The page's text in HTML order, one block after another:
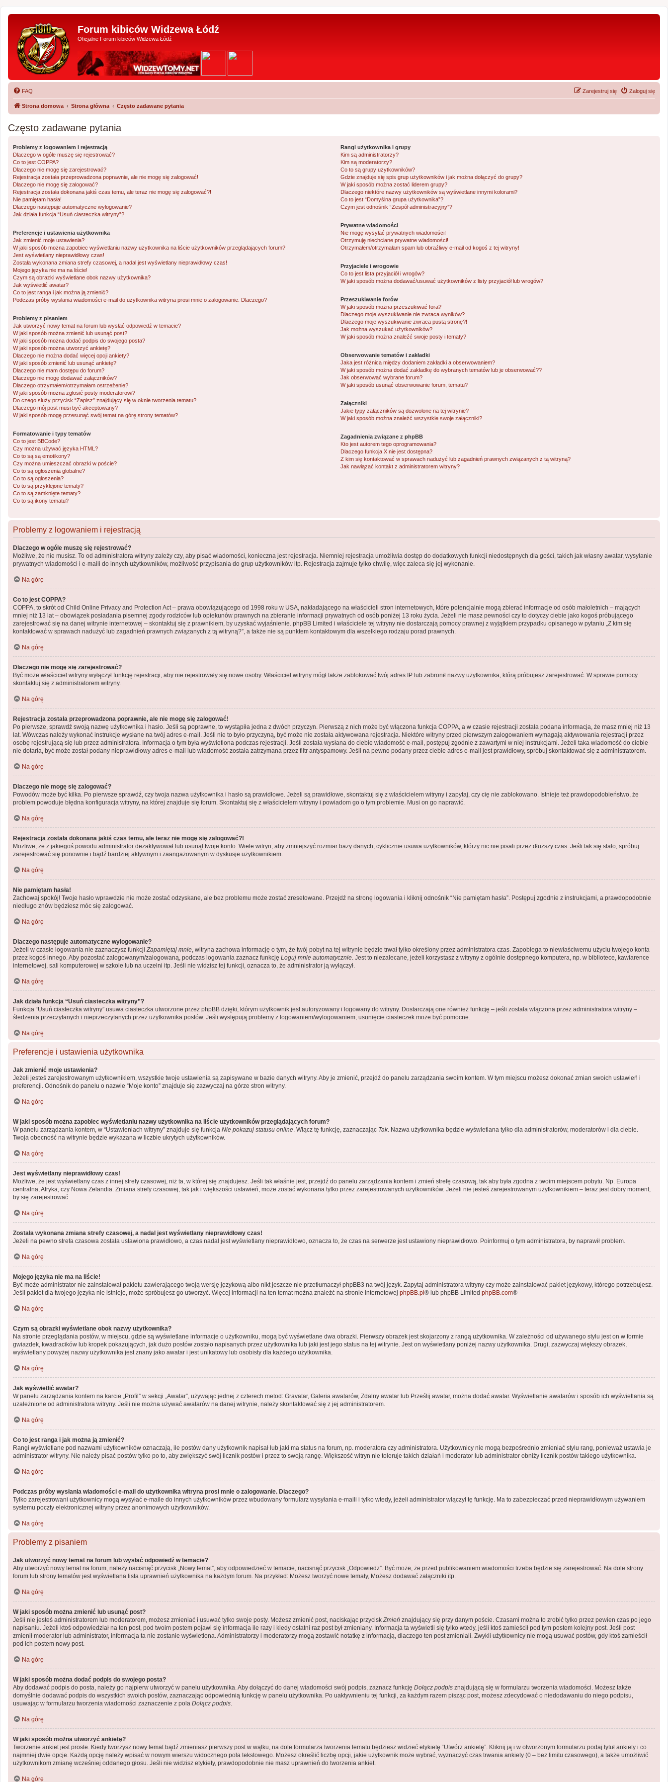
Forum kibiców Widzewa Łódź
Oficjalne Forum kibiców Widzewa Łódź
FAQ Zaloguj się
Zarejestruj się
Strona domowa Strona główna Często zadawane pytania
Często zadawane pytania
Problemy z logowaniem i rejestracją
Dlaczego w ogóle muszę się rejestrować?
Co to jest COPPA?
Dlaczego nie mogę się zarejestrować?
Rejestracja została przeprowadzona poprawnie, ale nie mogę się zalogować!
Dlaczego nie mogę się zalogować?
Rejestracja została dokonana jakiś czas temu, ale teraz nie mogę się zalogować?!
Nie pamiętam hasła!
Dlaczego następuje automatyczne wylogowanie?
Jak działa funkcja “Usuń ciasteczka witryny”?
Preferencje i ustawienia użytkownika
Jak zmienić moje ustawienia?
W jaki sposób można zapobiec wyświetlaniu nazwy użytkownika na liście użytkowników przeglądających forum?
Jest wyświetlany nieprawidłowy czas!
Została wykonana zmiana strefy czasowej, a nadal jest wyświetlany nieprawidłowy czas!
Mojego języka nie ma na liście!
Czym są obrazki wyświetlane obok nazwy użytkownika?
Jak wyświetlić awatar?
Co to jest ranga i jak można ją zmienić?
Podczas próby wysłania wiadomości e-mail do użytkownika witryna prosi mnie o zalogowanie. Dlaczego?
Problemy z pisaniem
Jak utworzyć nowy temat na forum lub wysłać odpowiedź w temacie?
W jaki sposób można zmienić lub usunąć post?
W jaki sposób można dodać podpis do swojego posta?
W jaki sposób można utworzyć ankietę?
Dlaczego nie można dodać więcej opcji ankiety?
W jaki sposób zmienić lub usunąć ankietę?
Dlaczego nie mam dostępu do forum?
Dlaczego nie mogę dodawać załączników?
Dlaczego otrzymałem/otrzymałam ostrzeżenie?
W jaki sposób można zgłosić posty moderatorowi?
Do czego służy przycisk “Zapisz” znajdujący się w oknie tworzenia tematu?
Dlaczego mój post musi być akceptowany?
W jaki sposób mogę przesunąć swój temat na górę strony tematów?
Formatowanie i typy tematów
Co to jest BBCode?
Czy można używać języka HTML?
Co to są są emotikony?
Czy można umieszczać obrazki w poście?
Co to są ogłoszenia globalne?
Co to są ogłoszenia?
Co to są przyklejone tematy?
Co to są zamknięte tematy?
Co to są ikony tematu?
Rangi użytkownika i grupy
Kim są administratorzy?
Kim są moderatorzy?
Co to są grupy użytkowników?
Gdzie znajduje się spis grup użytkowników i jak można dołączyć do grupy?
W jaki sposób można zostać liderem grupy?
Dlaczego niektóre nazwy użytkowników są wyświetlane innymi kolorami?
Co to jest “Domyślna grupa użytkownika”?
Czym jest odnośnik “Zespół administracyjny”?
Prywatne wiadomości
Nie mogę wysyłać prywatnych wiadomości!
Otrzymuję niechciane prywatne wiadomości!
Otrzymałem/otrzymałam spam lub obraźliwy e-mail od kogoś z tej witryny!
Przyjaciele i wrogowie
Co to jest lista przyjaciół i wrogów?
W jaki sposób można dodawać/usuwać użytkowników z listy przyjaciół lub wrogów?
Przeszukiwanie forów
W jaki sposób można przeszukiwać fora?
Dlaczego moje wyszukiwanie nie zwraca wyników?
Dlaczego moje wyszukiwanie zwraca pustą stronę?!
Jak można wyszukać użytkowników?
W jaki sposób można znaleźć swoje posty i tematy?
Obserwowanie tematów i zakładki
Jaka jest różnica między dodaniem zakładki a obserwowaniem?
W jaki sposób można dodać zakładkę do wybranych tematów lub je obserwować??
Jak obserwować wybrane forum?
W jaki sposób usunąć obserwowanie forum, tematu?
Załączniki
Jakie typy załączników są dozwolone na tej witrynie?
W jaki sposób można znaleźć wszystkie swoje załączniki?
Zagadnienia związane z phpBB
Kto jest autorem tego oprogramowania?
Dlaczego funkcja X nie jest dostępna?
Z kim się kontaktować w sprawach nadużyć lub zagadnień prawnych związanych z tą witryną?
Jak nawiązać kontakt z administratorem witryny?
Problemy z logowaniem i rejestracją
Dlaczego w ogóle muszę się rejestrować?
Możliwe, że nie musisz. To od administratora witryny zależy czy, aby pisać wiadomości, konieczna jest rejestracja. Niemniej rejestracja umożliwia dostęp do dodatkowych funkcji niedostępnych dla gości, takich jak własny awatar, wysyłanie
prywatnych wiadomości i e-maili do innych użytkowników, możliwość przypisania do grup użytkowników itp. Rejestracja zajmuje tylko chwilę, więc zaleca się jej wykonanie.
Na górę
Co to jest COPPA?
COPPA, to skrót od Child Online Privacy and Protection Act – prawa obowiązującego od 1998 roku w USA, nakładającego na właścicieli stron internetowych, które potencjalnie mogą zbierać informacje od osób małoletnich – mających
mniej niż 13 lat – obowiązek posiadania pisemnej zgody rodziców lub opiekunów prawnych na zbieranie informacji prywatnych od osób poniżej 13 roku życia. Jeżeli nie masz pewności czy to dotyczy ciebie jako kogoś próbującego
zarejestrować się na danej witrynie internetowej – skontaktuj się z prawnikiem, by uzyskać wyjaśnienie. phpBB Limited i właściciele tej witryny nie dostarczają pomocy prawnej z wyjątkiem przypadku opisanego w pytaniu „Z kim się
kontaktować w sprawach nadużyć lub zagadnień prawnych związanych z tą witryną?”, a także nie są punktem kontaktowym dla wszelkiego rodzaju porad prawnych.
Na górę
Dlaczego nie mogę się zarejestrować?
Być może właściciel witryny wyłączył funkcję rejestracji, aby nie rejestrowały się nowe osoby. Właściciel witryny mógł także zablokować twój adres IP lub zabronił nazwy użytkownika, którą próbujesz zarejestrować. W sprawie pomocy
skontaktuj się z administratorem witryny.
Na górę
Rejestracja została przeprowadzona poprawnie, ale nie mogę się zalogować!
Po pierwsze, sprawdź swoją nazwę użytkownika i hasło. Jeśli są poprawne, to wystąpiła jedna z dwóch przyczyn. Pierwszą z nich może być włączona funkcja COPPA, a w czasie rejestracji została podana informacja, że masz mniej niż 13
lat. Wówczas należy wykonać instrukcje wysłane na twój adres e-mail. Jeśli nie to było przyczyną, być może nie została aktywowana rejestracja. Niektóre witryny przed pierwszym zalogowaniem wymagają aktywowania rejestracji przez
osobę rejestrującą się lub przez administratora. Informacja o tym była wyświetlona podczas rejestracji. Jeśli została wysłana do ciebie wiadomość e-mail, postępuj zgodnie z zawartymi w niej instrukcjami. Jeżeli taka wiadomość do ciebie
nie dotarła, być może został podany nieprawidłowy adres e-mail lub wiadomość została zatrzymana przez filtr antyspamowy. Jeśli na pewno podany przez ciebie adres e-mail jest prawidłowy, spróbuj skontaktować się z administratorem.
Na górę
Dlaczego nie mogę się zalogować?
Powodów może być kilka. Po pierwsze sprawdź, czy twoja nazwa użytkownika i hasło są prawidłowe. Jeżeli są prawidłowe, skontaktuj się z właścicielem witryny i zapytaj, czy cię nie zablokowano. Istnieje też prawdopodobieństwo, że
problem powoduje błędna konfiguracja witryny, na której znajduje się forum. Skontaktuj się z właścicielem witryny i powiadom go o tym problemie. Musi on go naprawić.
Na górę
Rejestracja została dokonana jakiś czas temu, ale teraz nie mogę się zalogować?!
Możliwe, że z jakiegoś powodu administrator dezaktywował lub usunął twoje konto. Wiele witryn, aby zmniejszyć rozmiar bazy danych, cyklicznie usuwa użytkowników, którzy nic nie pisali przez dłuższy czas. Jeśli tak się stało, spróbuj
zarejestrować się ponownie i bądź bardziej aktywnym i zaangażowanym w dyskusje użytkownikiem.
Na górę
Nie pamiętam hasła!
Zachowaj spokój! Twoje hasło wprawdzie nie może zostać odzyskane, ale bez problemu może zostać zresetowane. Przejdź na stronę logowania i kliknij odnośnik “Nie pamiętam hasła”. Postępuj zgodnie z instrukcjami, a prawdopodobnie
niedługo znów będziesz móc się zalogować.
Na górę
Dlaczego następuje automatyczne wylogowanie?
Jeżeli w czasie logowania nie zaznaczysz funkcjiZapamiętaj mnie, witryna zachowa informację o tym, że twój pobyt na tej witrynie będzie trwał tylko określony przez administratora czas. Zapobiega to niewłaściwemu użyciu twojego konta
przez kogoś innego. Aby pozostać zalogowanym/zalogowaną, podczas logowania zaznacz funkcję Loguj mnie automatycznie. Jest to niezalecane, jeżeli korzystasz z witryny z ogólnie dostępnego komputera, np. w bibliotece, kawiarence
internetowej, sali komputerowej w szkole lub na uczelni itp. Jeśli nie widzisz tej funkcji, oznacza to, że administrator ją wyłączył.
Na górę
Jak działa funkcja “Usuń ciasteczka witryny”?
Funkcja “Usuń ciasteczka witryny” usuwa ciasteczka utworzone przez phpBB dzięki, którym użytkownik jest autoryzowany i logowany do witryny. Dostarczają one również funkcję – jeśli została włączona przez administratora witryny –
śledzenia przeczytanych i nieprzeczytanych przez użytkownika postów. Jeśli występują problemy z logowaniem/wylogowaniem, usunięcie ciasteczek może być pomocne.
Na górę
Preferencje i ustawienia użytkownika
Jak zmienić moje ustawienia?
Jeżeli jesteś zarejestrowanym użytkownikiem, wszystkie twoje ustawienia są zapisywane w bazie danych witryny. Aby je zmienić, przejdź do panelu zarządzania swoim kontem. W tym miejscu możesz dokonać zmian swoich ustawień i
preferencji. Odnośnik do panelu o nazwie “Moje konto” znajduje się zazwyczaj na górze stron witryny.
Na górę
W jaki sposób można zapobiec wyświetlaniu nazwy użytkownika na liście użytkowników przeglądających forum?
W panelu zarządzania kontem, w “Ustawieniach witryny” znajduje się funkcja Nie pokazuj statusu online. Włącz tę funkcję, zaznaczając Tak. Nazwa użytkownika będzie wyświetlana tylko dla administratorów, moderatorów i dla ciebie.
Twoja obecność na witrynie będzie wykazana w liczbie ukrytych użytkowników.
Na górę
Jest wyświetlany nieprawidłowy czas!
Możliwe, że jest wyświetlany czas z innej strefy czasowej, niż ta, w której się znajdujesz. Jeśli tak właśnie jest, przejdź do panelu zarządzania kontem i zmień strefę czasową, tak aby była zgodna z twoim miejscem pobytu. Np. Europa
centralna, Afryka, czy Nowa Zelandia. Zmiana strefy czasowej, tak jak i większości ustawień, może zostać wykonana tylko przez zarejestrowanych użytkowników. Jeżeli nie jesteś zarejestrowanym użytkownikiem – teraz jest dobry moment,
by się zarejestrować.
Na górę
Została wykonana zmiana strefy czasowej, a nadal jest wyświetlany nieprawidłowy czas!
Jeżeli na pewno strefa czasowa została ustawiona prawidłowo, a czas nadal jest wyświetlany nieprawidłowo, oznacza to, że czas na serwerze jest ustawiony nieprawidłowo. Poinformuj o tym administratora, by naprawił problem.
Na górę
Mojego języka nie ma na liście!
Być może administrator nie zainstalował pakietu zawierającego twoją wersję językową albo nikt jeszcze nie przetłumaczył phpBB3 na twój język. Zapytaj administratora witryny czy może zainstalować pakiet językowy, którego potrzebujesz.
Jeśli pakiet dla twojego języka nie istnieje, może spróbujesz go utworzyć. Więcej informacji na ten temat można znaleźć na stronie internetowej phpBB.pl ® lub phpBB Limited phpBB.com®
Na górę
Czym są obrazki wyświetlane obok nazwy użytkownika?
Na stronie przeglądania postów, w miejscu, gdzie są wyświetlane informacje o użytkowniku, mogą być wyświetlane dwa obrazki. Pierwszy obrazek jest skojarzony z rangą użytkownika. W zależności od używanego stylu jest on w formie
gwiazdek, kwadracików lub kropek pokazujących, jak dużo postów zostało napisanych przez użytkownika lub jaki jest jego status na tej witrynie. Jest on wyświetlany poniżej nazwy użytkownika. Drugi, zazwyczaj większy obrazek,
wyświetlany powyżej nazwy użytkownika jest znany jako awatar i jest unikatowy lub osobisty dla każdego użytkownika.
Na górę
Jak wyświetlić awatar?
W panelu zarządzania kontem na karcie „Profil” w sekcji „Awatar”, używając jednej z czterech metod: Gravatar, Galeria awatarów, Zdalny awatar lub Prześlij awatar, można dodać awatar. Wyświetlanie awatarów i sposób ich wyświetlania są
uzależnione od administratora witryny. Jeśli nie można używać awatarów na danej witrynie, należy skontaktować się z jej administratorem.
Na górę
Co to jest ranga i jak można ją zmienić?
Rangi wyświetlane pod nazwami użytkowników oznaczają, ile postów dany użytkownik napisał lub jaki ma status na forum, np. moderatora czy administratora. Użytkownicy nie mogą bezpośrednio zmieniać stylu rang, ponieważ ustawia je
administrator witryny. Nie należy pisać postów tylko po to, aby zwiększyć swój licznik postów i przez to swoją rangę. Większość witryn nie toleruje takich działań i moderator lub administrator obniży licznik postów takiego użytkownika.
Na górę
Podczas próby wysłania wiadomości e-mail do użytkownika witryna prosi mnie o zalogowanie. Dlaczego?
Tylko zarejestrowani użytkownicy mogą wysyłać e-maile do innych użytkowników przez wbudowany formularz wysyłania e-maili i tylko wtedy, jeżeli administrator włączył tę funkcję. Ma to zabezpieczać przed nieprawidłowym używaniem
systemu poczty elektronicznej witryny przez anonimowych użytkowników.
Na górę
Problemy z pisaniem
Jak utworzyć nowy temat na forum lub wysłać odpowiedź w temacie?
Aby utworzyć nowy temat na forum, należy nacisnąć przycisk „Nowy temat”, aby odpowiedzieć w temacie, nacisnąć przycisk „Odpowiedz”. Być może, że przed publikowaniem wiadomości trzeba będzie się zarejestrować. Na dole strony
forum lub strony tematów jest wyświetlana lista uprawnień użytkownika na każdym forum. Na przykład: Możesz tworzyć nowe tematy, Możesz dodawać załączniki itp.
Na górę
W jaki sposób można zmienić lub usunąć post?
Jeśli nie jesteś administratorem lub moderatorem, możesz zmieniać i usuwać tylko swoje posty. Możesz zmienić post, naciskając przyciskZmień znajdujący się przy danym poście. Czasami można to zrobić tylko przez pewien czas po jego
napisaniu. Jeżeli ktoś odpowiedział na ten post, pod twoim postem pojawi się informacja ile razy i kiedy ostatni raz post był zmieniany. Informacja ta wyświetli się tylko wtedy, jeśli ktoś zamieścił pod tym postem kolejny post. Jeśli post
zmienił moderator lub administrator, informacja ta nie zostanie wyświetlona. Administratorzy i moderatorzy mogą zostawić notatkę z informacją, dlaczego ten post zmieniali. Zwykli użytkownicy nie mogą usuwać postów, gdy ktoś zamieścił
pod ich postem nowy post.
Na górę
W jaki sposób można dodać podpis do swojego posta?
Aby dodawać podpis do posta, należy go najpierw utworzyć w panelu użytkownika. Aby dołączyć do danej wiadomości swój podpis, zaznacz funkcję Dołącz podpis znajdującą się w formularzu tworzenia wiadomości. Możesz także
domyślnie dodawać podpis do wszystkich swoich postów, zaznaczając odpowiednią funkcję w panelu użytkownika. Po uaktywnieniu tej funkcji, za każdym razem pisząc post, możesz zdecydować o niedodawaniu do niego podpisu,
usuwając w formularzu tworzenia wiadomości zaznaczenie z pola Dołącz podpis.
Na górę
W jaki sposób można utworzyć ankietę?
Tworzenie ankiet jest proste. Kiedy tworzysz nowy temat bądź zmieniasz pierwszy post w wątku, na dole formularza tworzenia tematu będziesz widzieć etykietę “Utwórz ankietę”. Kliknij ją i w otworzonym formularzu podaj tytuł ankiety i co
najmniej dwie opcje. Każdą opcję należy wpisać w nowym wierszu widocznego pola tekstowego. Możesz określić liczbę opcji, jakie użytkownik może wybrać, wyznaczyć czas trwania ankiety (0 – bez limitu czasowego), a także umożliwić
użytkownikom zmianę wcześniej oddanego głosu. Jeśli nie widzisz etykiety, prawdopodobnie nie masz uprawnień do tworzenia ankiet.
Na górę